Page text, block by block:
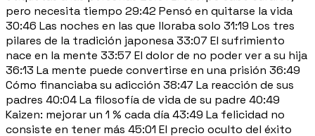
pero necesita tiempo 29:42 Pensó en quitarse la vida
30:46 Las noches en las que lloraba solo 31:19 Los tres
pilares de la tradición japonesa 33:07 El sufrimiento
nace en la mente 33:57 El dolor de no poder ver a su hija
36:13 La mente puede convertirse en una prisión 36:49
Cómo financiaba su adicción 38:47 La reacción de sus
padres 40:04 La filosofía de vida de su padre 40:49
Kaizen: mejorar un 1 % cada día 43:49 La felicidad no
consiste en tener más 45:01 El precio oculto del éxito